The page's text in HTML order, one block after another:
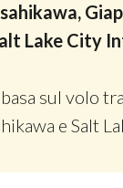
Lake City
sul volo
e Salt